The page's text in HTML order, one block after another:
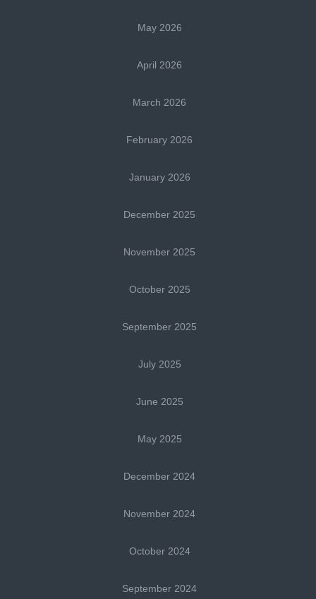
May 2026
April 2026
March 2026
February 2026
January 2026
December 2025
November 2025
October 2025
September 2025
July 2025
June 2025
May 2025
December 2024
November 2024
October 2024
September 2024